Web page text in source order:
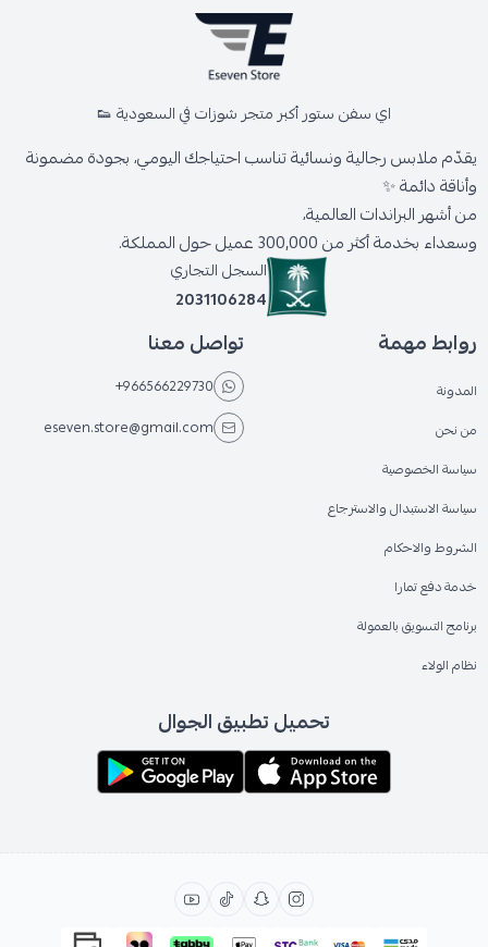
اي سفن ستور أكبر متجر شوزات في السعودية 👟
يقدّم ملابس رجالية ونسائية تناسب احتياجك اليومي، بجودة مضمونة
وأناقة دائمة ✨
من أشهر البراندات العالمية،
وسعداء بخدمة أكثر من 300,000 عميل حول المملكة.
السجل التجاري
2031106284
روابط مهمة
المدونة
من نحن
سياسة الخصوصية
سياسة الاستبدال والاسترجاع
الشروط والاحكام
خدمة دفع تمارا
برنامج التسويق بالعمولة
نظام الولاء
تواصل معنا
+966566229730
eseven.store@gmail.com
تحميل تطبيق الجوال